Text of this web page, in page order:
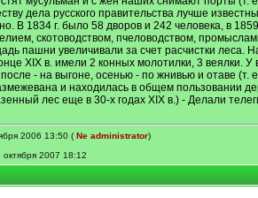
дела русского правительства лучше
В 1834 г. было 58 дворов и 242 человека, в
скотоводством, пчеловодством,
пашни увеличивали за счет расчистки леса.
XIX в. имели 2 конных молотилки, 3 веялки.
- на выгонe, осенью - по жнивью и отаве
и находилась в общем пользовании
лес еще в 30-х годах XIX в.) - Делали
2006 13:50 ( Ne administrator)
2007 18:12